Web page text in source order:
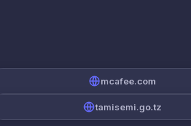
mcafee.com
tamisemi.go.tz